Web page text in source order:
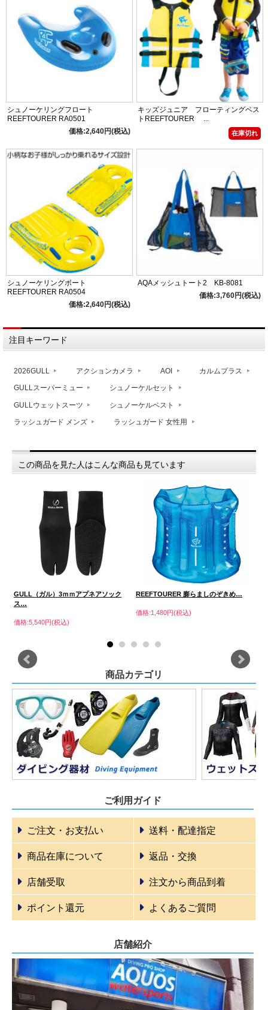
シュノーケリングフロート
REEFTOURER RA0501
価格:2,640円(税込)
キッズジュニア フローティングベス
トREEFTOURER ...
在庫切れ
シュノーケリングボート
REEFTOURER RA0504
価格:2,640円(税込)
AQAメッシュトート2 KB-8081
価格:3,760円(税込)
注目キーワード
2026GULL アクションカメラ AOI カルムプラス
GULLスーパーミュー シュノーケルセット
GULLウェットスーツ シュノーケルベスト
ラッシュガード メンズ ラッシュガード 女性用
この商品を見た人はこんな商品も見ています
GULL（ガル）3ｍｍアプネアソック
ス…
価格:5,540円(税込)
REEFTOURER 膨らましのぞきめ…
価格:1,480円(税込)
商品カテゴリ
ご利用ガイド
ご注文・お支払い 送料・配達指定
商品在庫について 返品・交換
店舗受取 注文から商品到着
ポイント還元 よくあるご質問
店舗紹介